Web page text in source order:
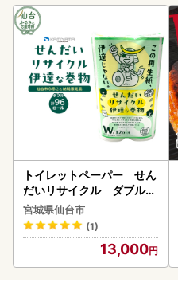
トイレットペーパー せん
だいリサイクル ダブル9
6ロール｜トイレット
宮城県仙台市
(1)
13,000